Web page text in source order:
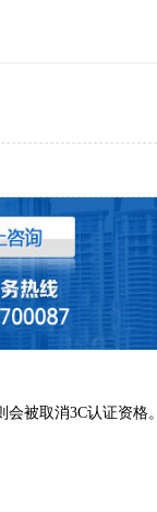
被取消3C认证资格。